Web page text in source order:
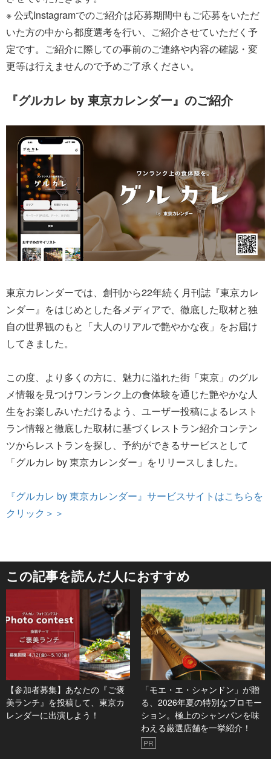
※ 公式Instagramでのご紹介は応募期間中もご応募をいただ
いた方の中から都度選考を行い、ご紹介させていただく予
定です。ご紹介に際しての事前のご連絡や内容の確認・変
更等は行えませんので予めご了承ください。
『グルカレ by 東京カレンダー』のご紹介
東京カレンダーでは、創刊から22年続く月刊誌『東京カレ
ンダー』をはじめとした各メディアで、徹底した取材と独
自の世界観のもと「大人のリアルで艶やかな夜」をお届け
してきました。
この度、より多くの方に、魅力に溢れた街「東京」のグル
メ情報を見つけワンランク上の食体験を通じた艶やかな人
生をお楽しみいただけるよう、ユーザー投稿によるレスト
ラン情報と徹底した取材に基づくレストラン紹介コンテン
ツからレストランを探し、予約ができるサービスとして
「グルカレ by 東京カレンダー」をリリースしました。
『グルカレ by 東京カレンダー』サービスサイトはこちらを
クリック＞＞
この記事を読んだ人におすすめ
【参加者募集】あなたの『ご褒
美ランチ』を投稿して、東京カ
レンダーに出演しよう！
「モエ・エ・シャンドン」が贈
る、2026年夏の特別なプロモー
ション。極上のシャンパンを味
わえる厳選店舗を一挙紹介！
PR